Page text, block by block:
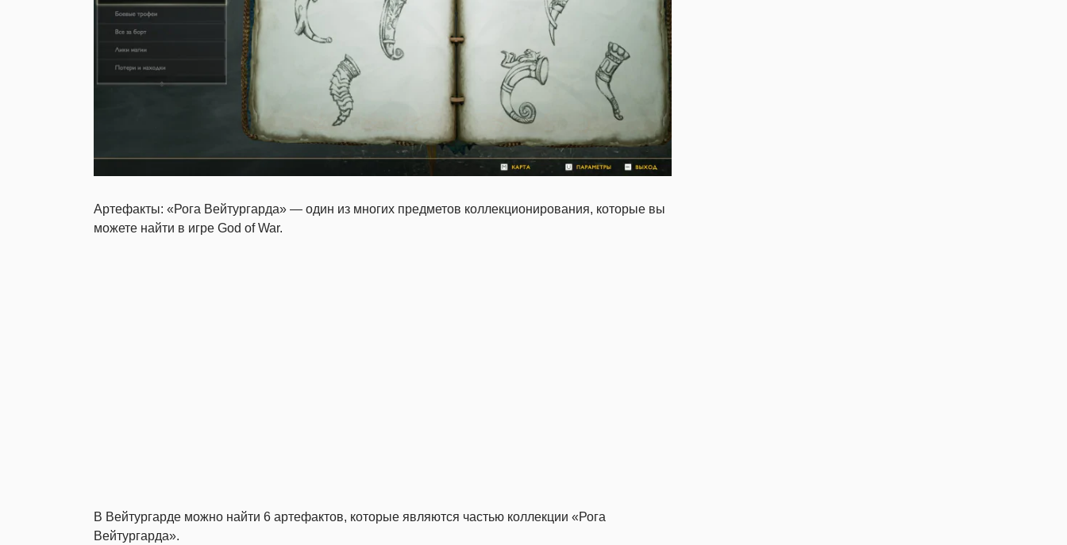
Артефакты: «Рога Вейтургарда» — один из многих предметов коллекционирования, которые вы
можете найти в игре God of War.
В Вейтургарде можно найти 6 артефактов, которые являются частью коллекции «Рога
Вейтургарда».